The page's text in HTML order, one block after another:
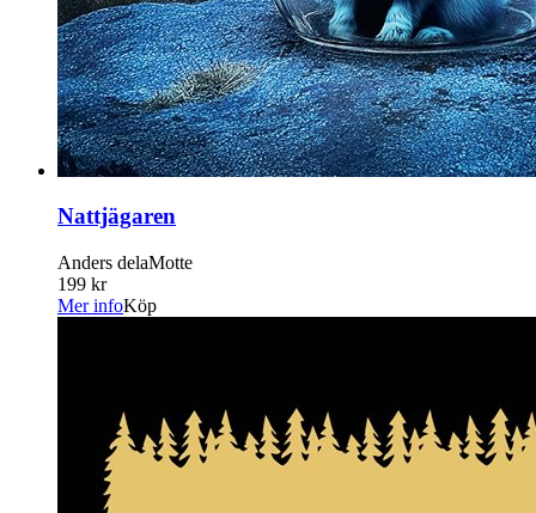
Nattjägaren
Anders delaMotte
199 kr
Mer infoKöp